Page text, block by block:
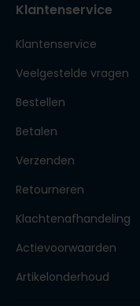
Klantenservice
Klantenservice
Veelgestelde vragen
Bestellen
Betalen
Verzenden
Retourneren
Klachtenafhandeling
Actievoorwaarden
Artikelonderhoud